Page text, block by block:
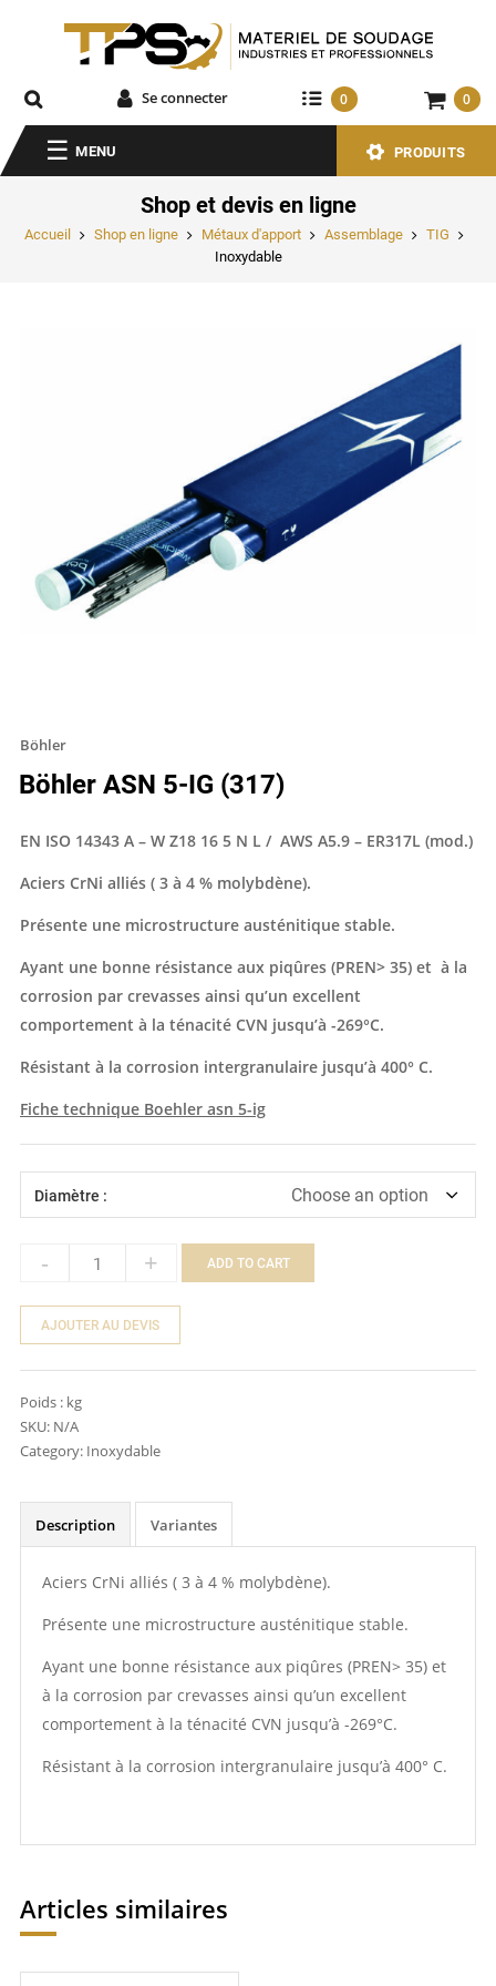
Se connecter 0 0
MENU PRODUITS
Shop et devis en ligne
Accueil Shop en ligne Métaux d'apport Assemblage
TIG
Inoxydable
Böhler
Böhler ASN 5-IG (317)
EN ISO 14343 A – W Z18 16 5 N L / AWS A5.9 – ER317L (mod.)
Aciers CrNi alliés ( 3 à 4 % molybdène).
Présente une microstructure austénitique stable.
Ayant une bonne résistance aux piqûres (PREN> 35) et à la
corrosion par crevasses ainsi qu’un excellent
comportement à la ténacité CVN jusqu’à -269°C.
Résistant à la corrosion intergranulaire jusqu’à 400° C.
Fiche technique Boehler asn 5-ig
Diamètre :
- + ADD TO CART
AJOUTER AU DEVIS
Poids : kg
SKU: N/A
Category: Inoxydable
Description Variantes
Aciers CrNi alliés ( 3 à 4 % molybdène).
Présente une microstructure austénitique stable.
Ayant une bonne résistance aux piqûres (PREN> 35) et
à la corrosion par crevasses ainsi qu’un excellent
comportement à la ténacité CVN jusqu’à -269°C.
Résistant à la corrosion intergranulaire jusqu’à 400° C.
Articles similaires